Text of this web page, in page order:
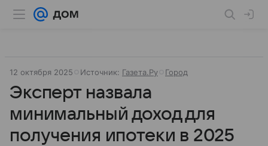
12 октября 2025 Источник: Газета.Ру Город
Эксперт назвала
минимальный доход для
получения ипотеки в 2025